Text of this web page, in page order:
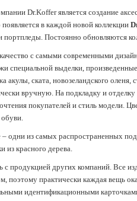
Dr.Koffer является создание
в каждой новой коллекции
Постоянно обновляются
с самыми современными
специальной выделки,
акулы, ската, новозеландского
вручную. На подкладку и
покупателей и стиль модели.
одни из самых распространенных
из красного дерева.
с продукцией других компаний. Все
поэтому практически каждая вещь
идентификационными